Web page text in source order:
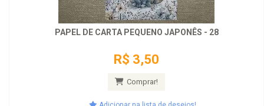
PAPEL DE CARTA PEQUENO JAPONÊS - 28
R$ 3,50
Comprar!